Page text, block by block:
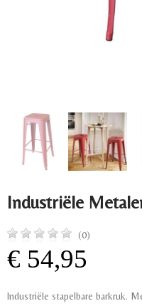
Industriële
(0)
€ 54,95
Industriële stapelbare barkruk.